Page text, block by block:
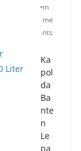
m
me
nts
Ka
pol
da
Ba
nte
n
Le
pa